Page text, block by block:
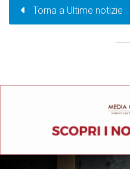
Torna a Ultime notizie